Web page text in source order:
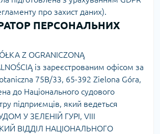
про захист даних).
ПЕРСОНАЛЬНИХ
Z OGRANICZONĄ
із зареєстрованим офісом за
75B/33, 65-392 Zielona Góra,
до Національного судового
підприємців, який ведеться
У ЗЕЛЕНІЙ ГУРІ, VIII
ВІДДІЛ НАЦІОНАЛЬНОГО